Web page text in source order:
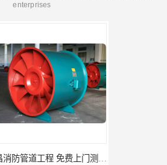
enterprises
文昌消防管道工程 免费上门测量设计